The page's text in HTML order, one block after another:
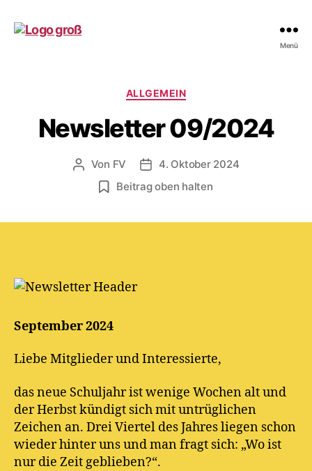
Menü
Kategorien
ALLGEMEIN
Newsletter 09/2024
Beitragsautor
Von FV Beitragsdatum
4. Oktober 2024
Beitrag oben halten
September 2024
Liebe Mitglieder und Interessierte,
das neue Schuljahr ist wenige Wochen alt und
der Herbst kündigt sich mit untrüglichen
Zeichen an. Drei Viertel des Jahres liegen schon
wieder hinter uns und man fragt sich: „Wo ist
nur die Zeit geblieben?“.